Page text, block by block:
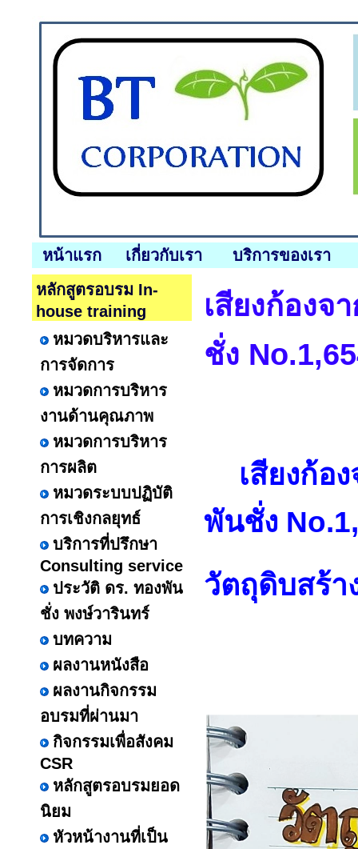
หน้าแรก เกี่ยวกับเรา
บริการของเรา
หลักสูตรอบรม In-
house training
หมวดบริหารและ
การจัดการ
หมวดการบริหาร
งานด้านคุณภาพ
หมวดการบริหาร
การผลิต
หมวดระบบปฏิบัติ
การเชิงกลยุทธ์
บริการที่ปรึกษา
Consulting service
ประวัติ ดร. ทองพัน
ชั่ง พงษ์วารินทร์
บทความ
ผลงานหนังสือ
ผลงานกิจกรรม
อบรมที่ผ่านมา
กิจกรรมเพื่อสังคม
CSR
หลักสูตรอบรมยอด
นิยม
หัวหน้างานที่เป็น
เสียงก้องจ
ชั่ง
เสียงก้อ
พันชั่ง
วัตถุดิบสร้า